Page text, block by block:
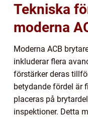
Tekniska
moderna
Moderna ACB
inkluderar flera
förstärker deras
betydande fördel är
placeras på
inspektioner. Detta